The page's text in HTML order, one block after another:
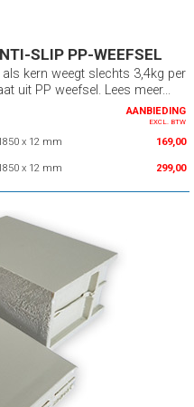
SLIP PP-WEEFSEL
kern weegt slechts 3,4kg per
uit PP weefsel. Lees meer...
AANBIEDING
EXCL. BTW
x 12 mm 169,00
x 12 mm 299,00